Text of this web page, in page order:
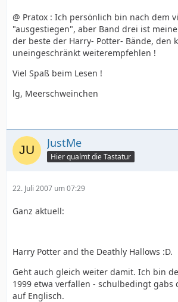
@ Pratox : Ich persönlich bin nach dem
"ausgestiegen", aber Band drei ist
der beste der Harry- Potter- Bände, den
uneingeschränkt weiterempfehlen !
Viel Spaß beim Lesen !
lg, Meerschweinchen
JustMe
Hier qualmt die Tastatur
22. Juli 2007 um 07:29
Ganz aktuell:
Harry Potter and the Deathly Hallows :D.
Geht auch gleich weiter damit. Ich bin
1999 etwa verfallen - schulbedingt gabs
auf Englisch.